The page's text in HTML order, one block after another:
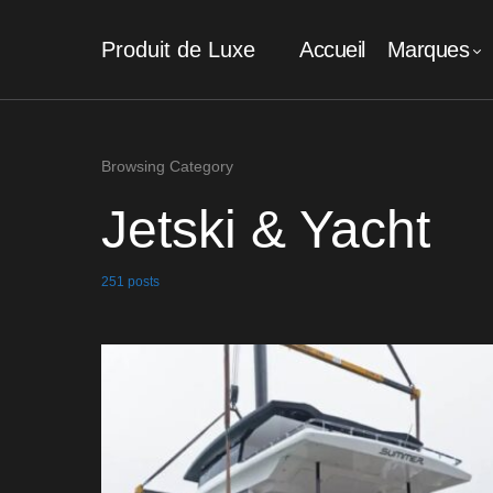
Produit de Luxe Accueil Marques
Browsing Category
Jetski & Yacht
251 posts